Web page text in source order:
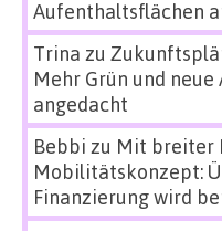
Aufenthaltsflächen
Trina zu
Mehr Grün und
angedacht
Bebbi zu Mit breiter
Mobilitätskonzept:
Finanzierung wird